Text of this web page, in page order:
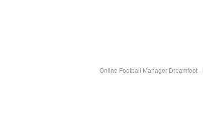
Online Football Manager Dreamfoot